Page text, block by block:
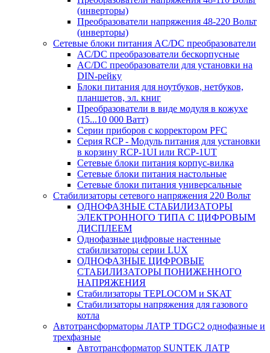
(инверторы)
Преобразователи напряжения 48-220 Вольт
(инверторы)
Сетевые блоки питания AC/DC преобразователи
AC/DC преобразователи бескорпусные
AC/DC преобразователи для установки на
DIN-рейку
Блоки питания для ноутбуков, нетбуков,
планшетов, эл. книг
Преобразователи в виде модуля в кожухе
(15...10 000 Ватт)
Серии приборов с корректором PFC
Серия RCP - Модуль питания для установки
в корзину RCP-1UI или RCP-1UT
Сетевые блоки питания корпус-вилка
Сетевые блоки питания настольные
Сетевые блоки питания универсальные
Стабилизаторы сетевого напряжения 220 Вольт
ОДНОФАЗНЫЕ СТАБИЛИЗАТОРЫ
ЭЛЕКТРОННОГО ТИПА С ЦИФРОВЫМ
ДИСПЛЕЕМ
Однофазные цифровые настенные
стабилизаторы серии LUX
ОДНОФАЗНЫЕ ЦИФРОВЫЕ
СТАБИЛИЗАТОРЫ ПОНИЖЕННОГО
НАПРЯЖЕНИЯ
Стабилизаторы TEPLOCOM и SKAT
Стабилизаторы напряжения для газового
котла
Автотрансформаторы ЛАТР TDGC2 однофазные и
трехфазные
Автотрансформатор SUNTEK ЛАТР